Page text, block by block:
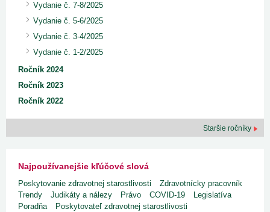
Vydanie č. 7-8/2025
Vydanie č. 5-6/2025
Vydanie č. 3-4/2025
Vydanie č. 1-2/2025
Ročník 2024
Ročník 2023
Ročník 2022
Staršie ročníky
Najpoužívanejšie kľúčové slová
Poskytovanie zdravotnej starostlivosti
Zdravotnícky pracovník
Trendy
Judikáty a nálezy Právo COVID-19
Legislatíva
Poradňa
Poskytovateľ zdravotnej starostlivosti